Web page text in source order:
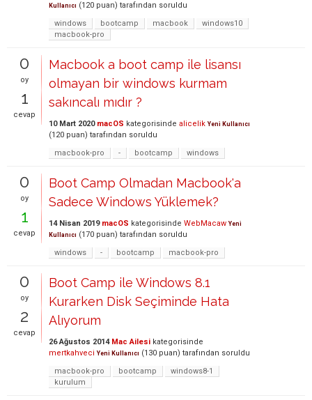
Kullanıcı (120 puan) tarafından soruldu
windows
bootcamp macbook
windows10
macbook-pro
0
oy
1
cevap
Macbook a boot camp ile lisansı
olmayan bir windows kurmam
sakıncalı mıdır ?
10 Mart 2020 macOS kategorisinde alicelik Yeni Kullanıcı
(120 puan) tarafından soruldu
macbook-pro
- bootcamp windows
0
oy
1
cevap
Boot Camp Olmadan Macbook'a
Sadece Windows Yüklemek?
14 Nisan 2019 macOS kategorisinde WebMacaw Yeni
Kullanıcı (170 puan) tarafından soruldu
windows
- bootcamp macbook-pro
0
oy
2
cevap
Boot Camp ile Windows 8.1
Kurarken Disk Seçiminde Hata
Alıyorum
26 Ağustos 2014 Mac Ailesi kategorisinde
mertkahveci Yeni Kullanıcı (130 puan) tarafından soruldu
macbook-pro
bootcamp
windows8-1
kurulum